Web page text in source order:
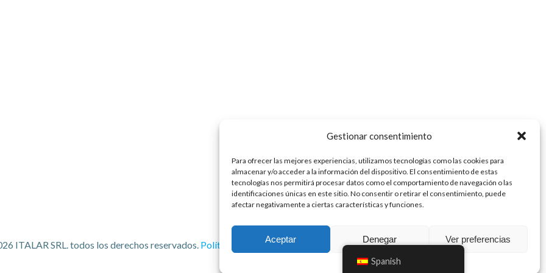
Gestionar consentimiento
Para ofrecer las mejores experiencias, utilizamos tecnologías como las cookies para
almacenar y/o acceder a la información del dispositivo. El consentimiento de estas
tecnologías nos permitirá procesar datos como el comportamiento de navegación o las
identificaciones únicas en este sitio. No consentir o retirar el consentimiento, puede
afectar negativamente a ciertas características y funciones.
Aceptar Denegar Ver preferencias
ITALAR SRL. todos los derechos reservados. Política de Privacidad
Spanish